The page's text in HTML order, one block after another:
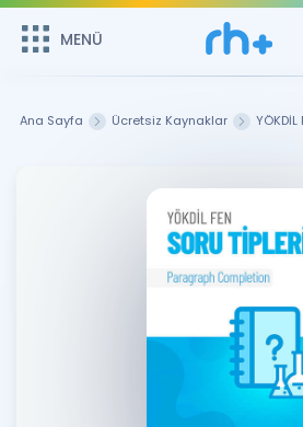
MENÜ
Şifremi
GİRİŞ YAP
ÜYE
Remzi Hoca ile seni sınava
bekliyor!
MENÜ
Çalışma Paketleri
Kitaplar ve Kaynaklar
Ana Sayfa Ücretsiz Kaynaklar